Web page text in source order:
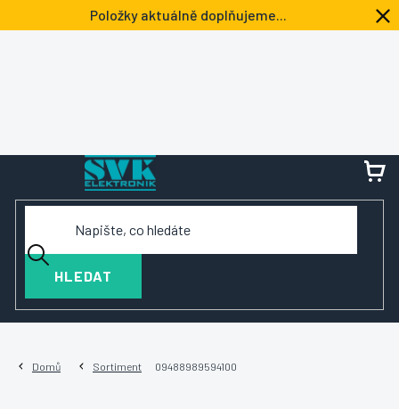
na
Položky aktuálně doplňujeme...
HLEDAT
Domů Sortiment 09488989594100